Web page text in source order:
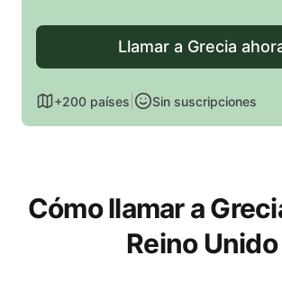
Llamar a Grecia
+200 países Sin suscripciones
Cómo llamar a
Reino Unido